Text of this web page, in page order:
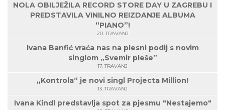
NOLA OBILJEŽILA RECORD STORE DAY U ZAGREBU I
PREDSTAVILA VINILNO REIZDANJE ALBUMA
“PIANO”!
20. TRAVANJ
Ivana Banfić vraća nas na plesni podij s novim
singlom „Svemir pleše”
17. TRAVANJ
„Kontrola“ je novi singl Projecta Million!
13. TRAVANJ
Ivana Kindl predstavlja spot za pjesmu "Nestajemo"